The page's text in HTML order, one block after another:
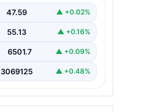
47.59 ▲ +0.02%
55.13 ▲ +0.16%
6501.7 ▲ +0.09%
3069125 ▲ +0.48%